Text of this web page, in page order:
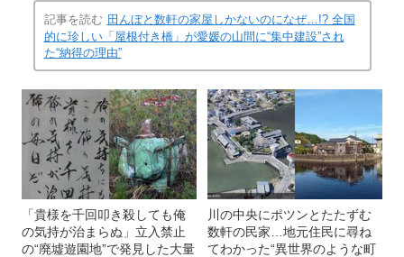
記事を読む 田んぼと数軒の家屋しかないのになぜ…!? 全国
的に珍しい「屋根付き橋」が愛媛の山間に“集中建設”され
た“納得の理由”
「貴様を千回叩き殺しても俺
の気持が治まらぬ」立入禁止
の“廃墟遊園地”で発見した大量
川の中央にポツンとたたずむ
数軒の民家…地元住民に尋ね
てわかった“異世界のような町